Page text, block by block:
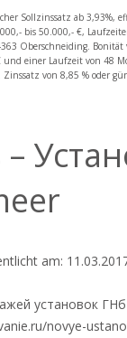
Sollzinssatz ab 3,93%,
bis 50.000,- €,
Oberschneiding. Bonität
und einer Laufzeit von 48
von 8,85 % oder
–
am:
установок ГНб
novye-